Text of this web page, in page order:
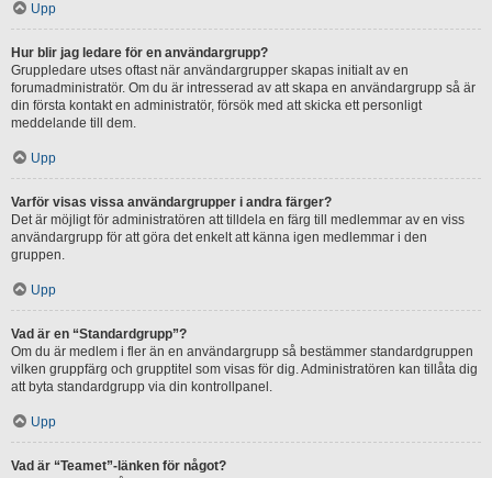
Upp
Hur blir jag ledare för en användargrupp?
Gruppledare utses oftast när användargrupper skapas initialt av en
forumadministratör. Om du är intresserad av att skapa en användargrupp så är
din första kontakt en administratör, försök med att skicka ett personligt
meddelande till dem.
Upp
Varför visas vissa användargrupper i andra färger?
Det är möjligt för administratören att tilldela en färg till medlemmar av en viss
användargrupp för att göra det enkelt att känna igen medlemmar i den
gruppen.
Upp
Vad är en “Standardgrupp”?
Om du är medlem i fler än en användargrupp så bestämmer standardgruppen
vilken gruppfärg och grupptitel som visas för dig. Administratören kan tillåta dig
att byta standardgrupp via din kontrollpanel.
Upp
Vad är “Teamet”-länken för något?